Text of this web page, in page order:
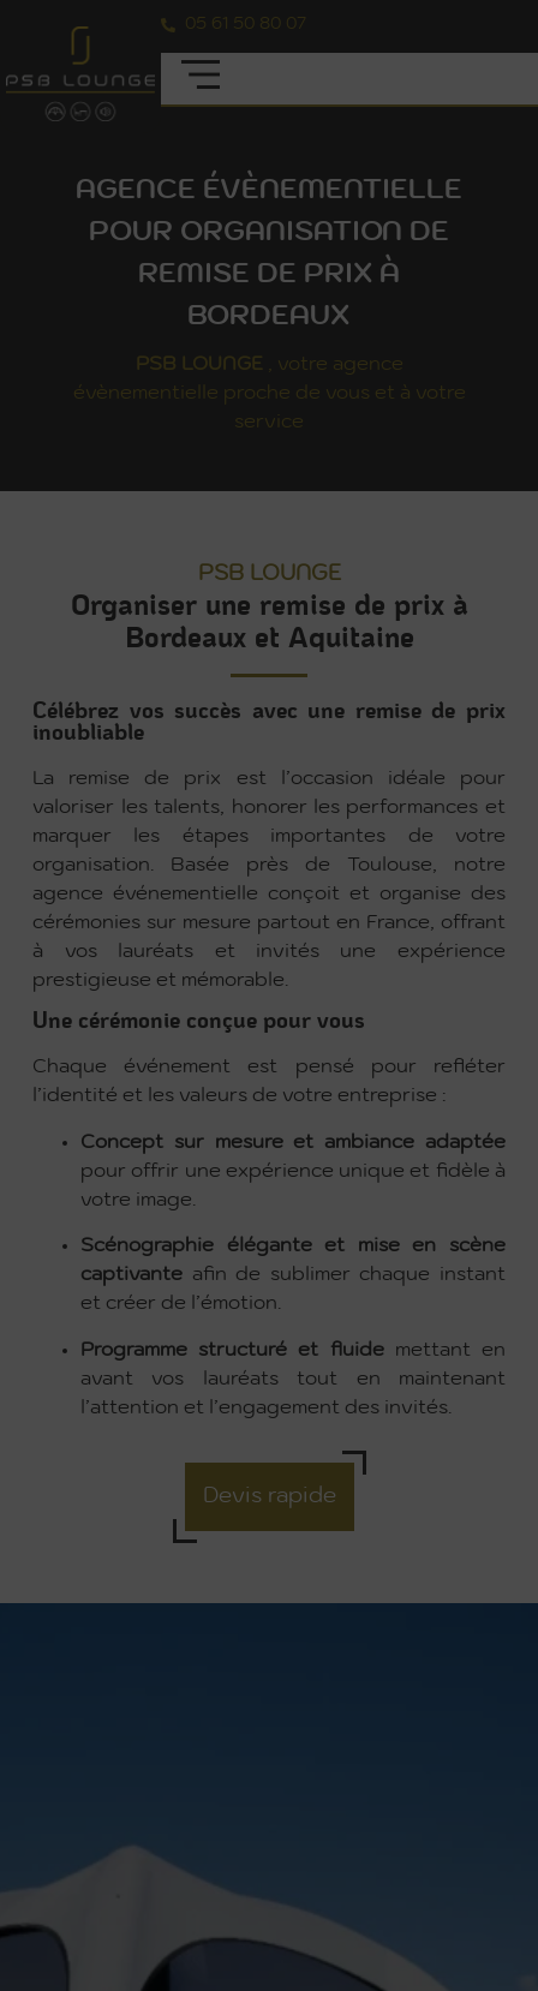
05 61 50 80 07
AGENCE ÉVÈNEMENTIELLE
POUR ORGANISATION DE
REMISE DE PRIX À
BORDEAUX
PSB LOUNGE , votre agence
évènementielle proche de vous et à votre
service
PSB LOUNGE
Organiser une remise de prix à
Bordeaux et Aquitaine
Célébrez vos succès avec une remise de prix
inoubliable
La remise de prix est l’occasion idéale pour
valoriser les talents, honorer les performances et
marquer les étapes importantes de votre
organisation. Basée près de Toulouse, notre
agence événementielle conçoit et organise des
cérémonies sur mesure partout en France, offrant
à vos lauréats et invités une expérience
prestigieuse et mémorable.
Une cérémonie conçue pour vous
Chaque événement est pensé pour refléter
l’identité et les valeurs de votre entreprise :
Concept sur mesure et ambiance adaptée
pour offrir une expérience unique et fidèle à
votre image.
Scénographie élégante et mise en scène
captivante afin de sublimer chaque instant
et créer de l’émotion.
Programme structuré et fluidemettant en
avant vos lauréats tout en maintenant
l’attention et l’engagement des invités.
Devis rapide